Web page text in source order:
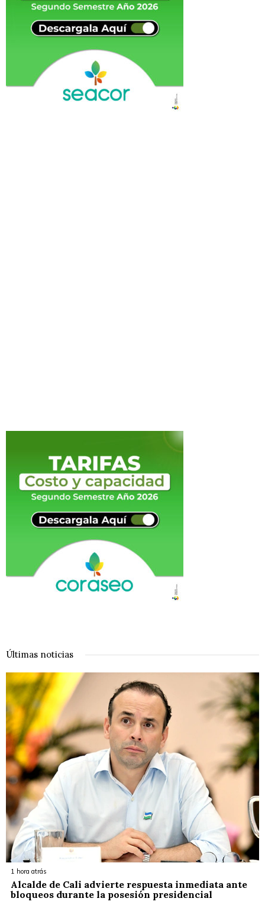
Últimas noticias
1 hora atrás
Alcalde de Cali advierte respuesta inmediata ante
bloqueos durante la posesión presidencial